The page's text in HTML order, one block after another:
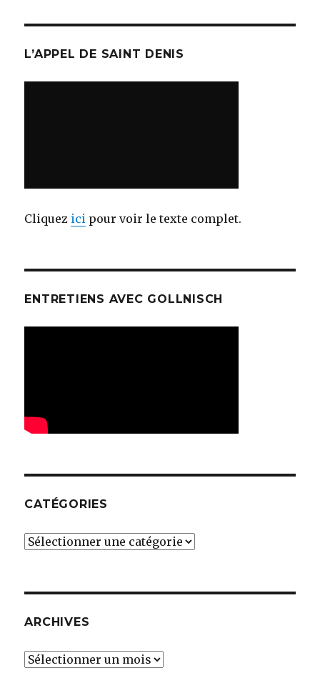
L’APPEL DE SAINT DENIS
Cliquez ici pour voir le texte complet.
ENTRETIENS AVEC GOLLNISCH
CATÉGORIES
Catégories
ARCHIVES
Archives